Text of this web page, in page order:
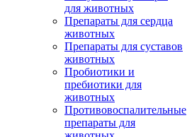
для животных
Препараты для сердца
животных
Препараты для суставов
животных
Пробиотики и
пребиотики для
животных
Противовоспалительные
препараты для